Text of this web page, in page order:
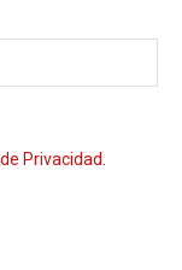
Privacidad.